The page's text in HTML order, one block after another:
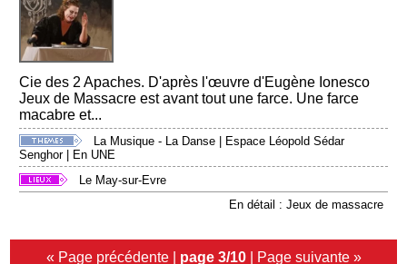
Cie des 2 Apaches. D'après l'œuvre d'Eugène Ionesco
Jeux de Massacre est avant tout une farce. Une farce
macabre et...
La Musique - La Danse
Espace Léopold Sédar
Senghor|
En UNE
Le May-sur-Evre
En détail : Jeux de massacre
« Page précédente| page 3/10| Page suivante »